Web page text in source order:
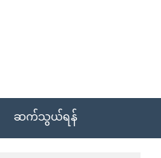
ဆက်သွယ်ရန်